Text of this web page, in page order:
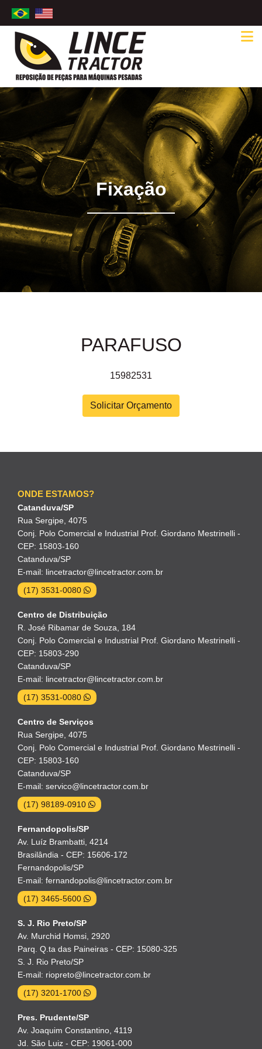
Fixação
PARAFUSO
15982531
Solicitar Orçamento
ONDE ESTAMOS?
Catanduva/SP
Rua Sergipe, 4075
Conj. Polo Comercial e Industrial Prof. Giordano Mestrinelli -
CEP: 15803-160
Catanduva/SP
E-mail: lincetractor@lincetractor.com.br
(17) 3531-0080
Centro de Distribuição
R. José Ribamar de Souza, 184
Conj. Polo Comercial e Industrial Prof. Giordano Mestrinelli -
CEP: 15803-290
Catanduva/SP
E-mail: lincetractor@lincetractor.com.br
(17) 3531-0080
Centro de Serviços
Rua Sergipe, 4075
Conj. Polo Comercial e Industrial Prof. Giordano Mestrinelli -
CEP: 15803-160
Catanduva/SP
E-mail: servico@lincetractor.com.br
(17) 98189-0910
Fernandopolis/SP
Av. Luíz Brambatti, 4214
Brasilândia - CEP: 15606-172
Fernandopolis/SP
E-mail: fernandopolis@lincetractor.com.br
(17) 3465-5600
S. J. Rio Preto/SP
Av. Murchid Homsi, 2920
Parq. Q.ta das Paineiras - CEP: 15080-325
S. J. Rio Preto/SP
E-mail: riopreto@lincetractor.com.br
(17) 3201-1700
Pres. Prudente/SP
Av. Joaquim Constantino, 4119
Jd. São Luiz - CEP: 19061-000